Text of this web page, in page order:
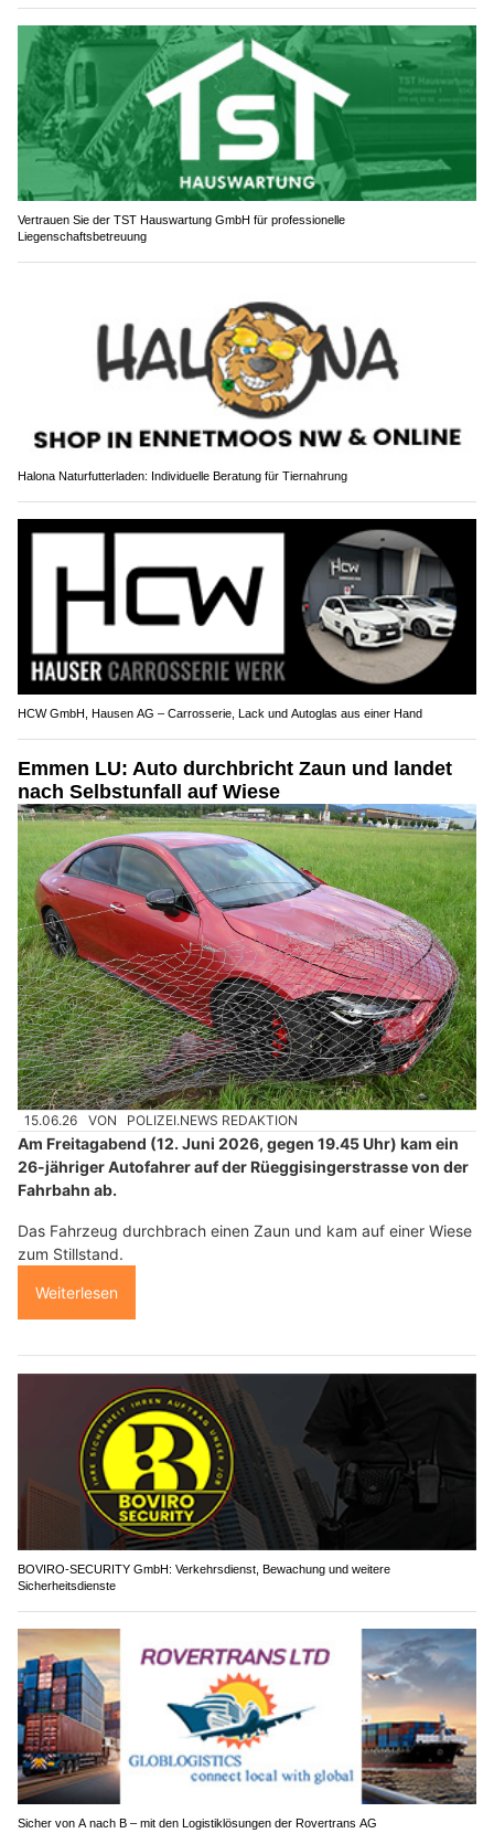
Vertrauen Sie der TST Hauswartung GmbH für professionelle
Liegenschaftsbetreuung
Halona Naturfutterladen: Individuelle Beratung für Tiernahrung
HCW GmbH, Hausen AG – Carrosserie, Lack und Autoglas aus einer Hand
Emmen LU: Auto durchbricht Zaun und landet
nach Selbstunfall auf Wiese
15.06.26 VON POLIZEI.NEWS REDAKTION
Am Freitagabend (12. Juni 2026, gegen 19.45 Uhr) kam ein
26-jähriger Autofahrer auf der Rüeggisingerstrasse von der
Fahrbahn ab.
Das Fahrzeug durchbrach einen Zaun und kam auf einer Wiese
zum Stillstand.
Weiterlesen
BOVIRO-SECURITY GmbH: Verkehrsdienst, Bewachung und weitere
Sicherheitsdienste
Sicher von A nach B – mit den Logistiklösungen der Rovertrans AG